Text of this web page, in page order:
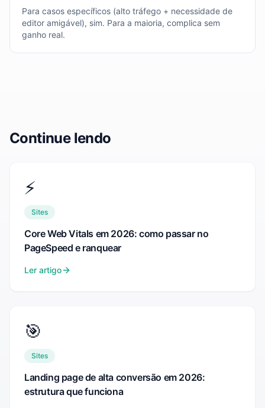
Para casos específicos (alto tráfego + necessidade de
editor amigável), sim. Para a maioria, complica sem
ganho real.
Continue lendo
⚡
Sites
Core Web Vitals em 2026: como passar no
PageSpeed e ranquear
Ler artigo
🎯
Sites
Landing page de alta conversão em 2026:
estrutura que funciona